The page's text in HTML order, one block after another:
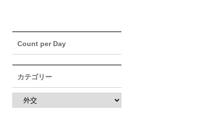
Count per Day
カテゴリー